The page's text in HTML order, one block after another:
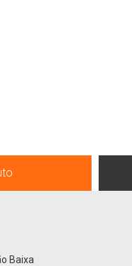
Baixa